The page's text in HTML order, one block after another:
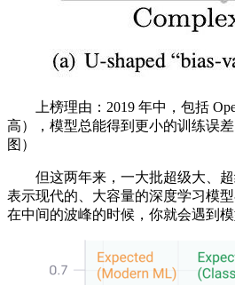
上榜理由：2019 年中，包括
高），模型总能得到更小的训练误
图）
但这两年来，一大批超级大、超
表示现代的、大容量的深度学习模
在中间的波峰的时候，你就会遇到